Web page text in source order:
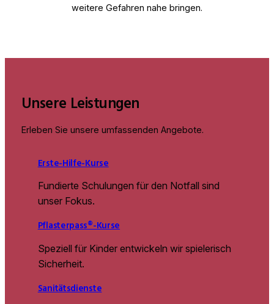
weitere Gefahren nahe bringen.
Unsere Leistungen
Erleben Sie unsere umfassenden Angebote.
Erste-Hilfe-Kurse
Fundierte Schulungen für den Notfall sind
unser Fokus.
Pflasterpass®-Kurse
Speziell für Kinder entwickeln wir spielerisch
Sicherheit.
Sanitätsdienste